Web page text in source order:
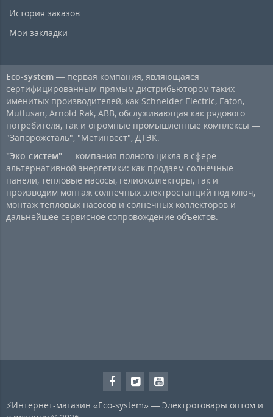
История заказов
Мои закладки
Eco-system — первая компания, являющаяся
сертифицированным прямым дистрибьютором таких
именитых производителей, как Schneider Electric, Eaton,
Mutlusan, Arnold Rak, ABB, обслуживающая как рядового
потребителя, так и огромные промышленные комплексы —
"Запорожсталь", "Метинвест", ДТЭК.
"Эко-систем" — компания полного цикла в сфере
альтернативной энергетики: как продаем солнечные
панели, тепловые насосы, гелиоколлекторы, так и
производим монтаж солнечных электростанций под ключ,
монтаж тепловых насосов и солнечных коллекторов и
дальнейшее сервисное сопровождение объектов.
⚡Интернет-магазин «Eco-system» — Электротовары оптом и